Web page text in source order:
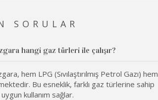
SORULAR
hangi gaz türleri ile çalışır?
hem LPG (Sıvılaştırılmış Petrol Gazı) hem
Bu esneklik, farklı gaz türlerine sahip
uygun kullanım sağlar.